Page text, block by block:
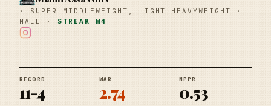
· SUPER MIDDLEWEIGHT, LIGHT HEAVYWEIGHT
·
MALE
· STREAK W4
RECORD
11-4
WAR
2.74
NPPR
0.53